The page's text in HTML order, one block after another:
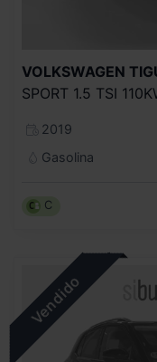
VOLKSWAGEN
SPORT 1.5 TSI
2019
Gasolina
C